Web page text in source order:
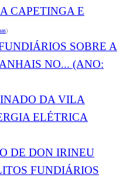
CAPETINGA E
)
SOBRE A
NO... (ANO:
DA VILA
ELÉTRICA
DE DON IRINEU
FUNDIÁRIOS